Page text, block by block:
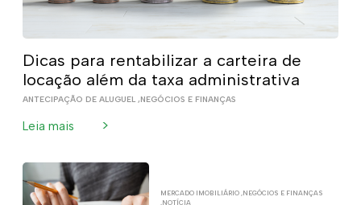
Dicas para rentabilizar a carteira de
locação além da taxa administrativa
ANTECIPAÇÃO DE ALUGUEL ,NEGÓCIOS E FINANÇAS
Leia mais >
MERCADO IMOBILIÁRIO,NEGÓCIOS E FINANÇAS
,NOTÍCIA